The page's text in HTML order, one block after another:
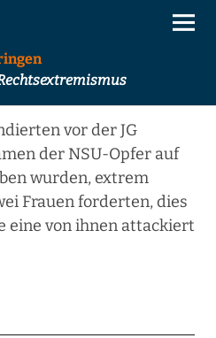
vor der JG
der NSU-Opfer auf
wurden, extrem
Frauen forderten, dies
eine von ihnen attackiert